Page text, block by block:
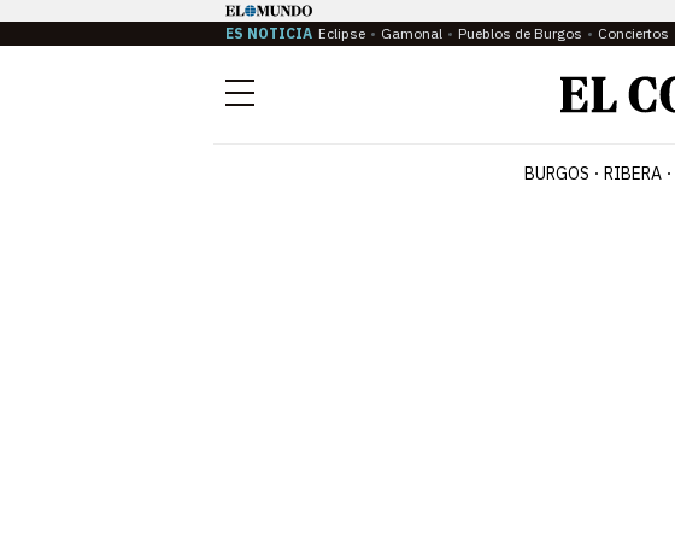
ES NOTICIA Eclipse Gamonal Pueblos de Burgos Conciertos
Menú
BURGOS RIBERA